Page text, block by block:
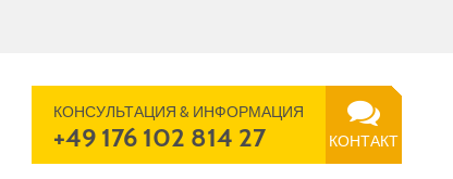
КОНСУЛЬТАЦИЯ & ИНФОРМАЦИЯ
+49 176 102 814 27 КОНТАКТ